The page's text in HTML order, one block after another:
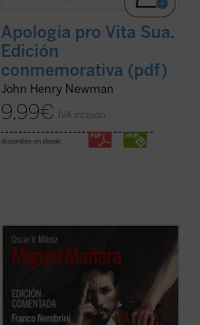
Apologia pro Vita Sua.
Edición
conmemorativa (pdf)
John Henry Newman
9,99€ IVA incluido
disponible en ebook:
Nembrini, quien bien puede ser a Dante lo
que Harold Bloom a Shakespeare, nos
introduce en el Miguel Mañara de Milosz --
obra basada en el personaje histórico que
inspiró el mito de don Juan-- de forma
apasionada, mostrando cómo en los ...
ficha)